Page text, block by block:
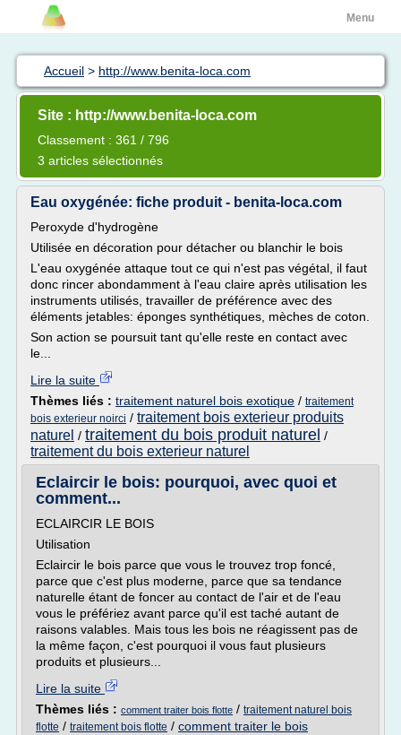
Menu
Accueil > http://www.benita-loca.com
Site : http://www.benita-loca.com
Classement : 361 / 796
3 articles sélectionnés
Eau oxygénée: fiche produit - benita-loca.com
Peroxyde d'hydrogène
Utilisée en décoration pour détacher ou blanchir le bois
L'eau oxygénée attaque tout ce qui n'est pas végétal, il faut
donc rincer abondamment à l'eau claire après utilisation les
instruments utilisés, travailler de préférence avec des
éléments jetables: éponges synthétiques, mèches de coton.
Son action se poursuit tant qu'elle reste en contact avec
le...
Lire la suite
Thèmes liés : traitement naturel bois exotique / traitement
bois exterieur noirci / traitement bois exterieur produits
naturel / traitement du bois produit naturel /
traitement du bois exterieur naturel
Eclaircir le bois: pourquoi, avec quoi et
comment...
ECLAIRCIR LE BOIS
Utilisation
Eclaircir le bois parce que vous le trouvez trop foncé,
parce que c'est plus moderne, parce que sa tendance
naturelle étant de foncer au contact de l'air et de l'eau
vous le préfériez avant parce qu'il est taché autant de
raisons valables. Mais tous les bois ne réagissent pas de
la même façon, c'est pourquoi il vous faut plusieurs
produits et plusieurs...
Lire la suite
Thèmes liés : comment traiter bois flotte / traitement naturel bois
flotte / traitement bois flotte / comment traiter le bois